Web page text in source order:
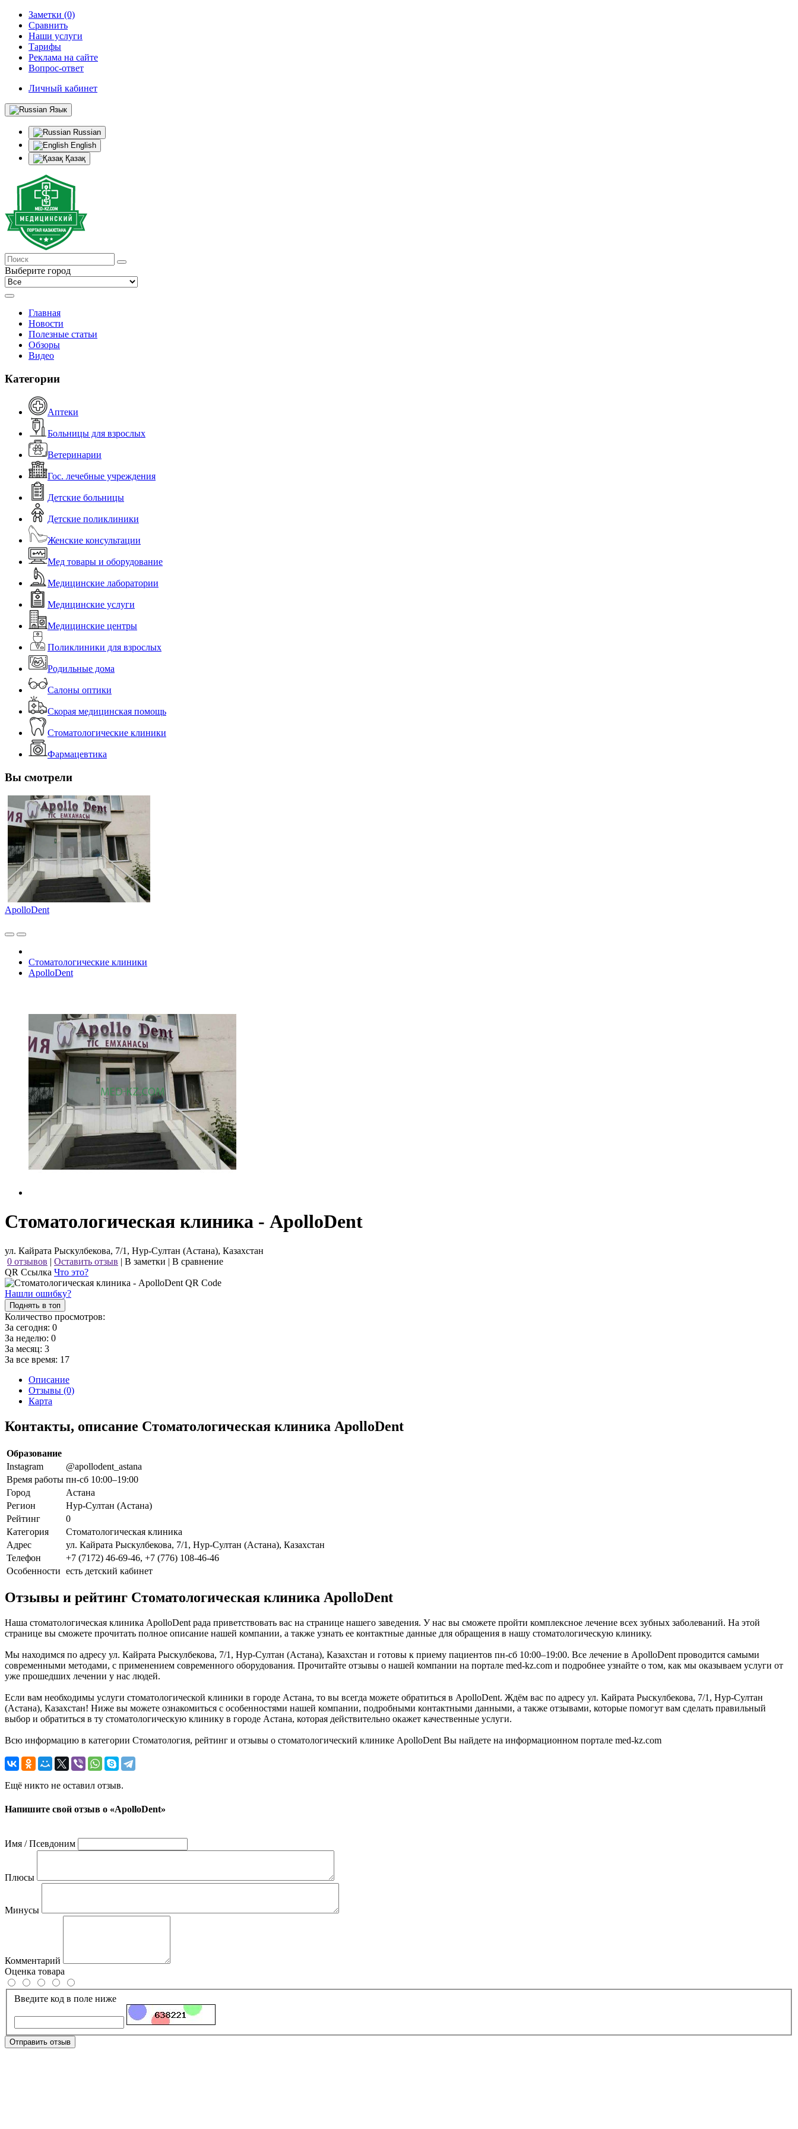
Заметки (0)
Сравнить
Наши услуги
Тарифы
Реклама на сайте
Вопрос-ответ
Личный кабинет
Язык
Russian
English
Қазақ
Выберите город
Главная
Новости
Полезные статьи
Обзоры
Видео
Категории
Аптеки
Больницы для взрослых
Ветеринарии
Гос. лечебные учреждения
Детские больницы
Детские поликлиники
Женские консультации
Мед товары и оборудование
Медицинские лаборатории
Медицинские услуги
Медицинские центры
Поликлиники для взрослых
Родильные дома
Салоны оптики
Скорая медицинская помощь
Стоматологические клиники
Фармацевтика
Вы смотрели
ApolloDent
Стоматологические клиники
ApolloDent
Стоматологическая клиника - ApolloDent
ул. Кайрата Рыскулбекова, 7/1, Нур-Султан (Астана), Казахстан
0 отзывов | Оставить отзыв | В заметки | В сравнение
QR Ссылка Что это?
Нашли ошибку?
Поднять в топ
Количество просмотров:
За сегодня: 0
За неделю: 0
За месяц: 3
За все время: 17
Описание
Отзывы (0)
Карта
Контакты, описание Стоматологическая клиника ApolloDent
Образование
Instagram
@apollodent_astana
Время работы пн-сб 10:00–19:00
Город
Астана
Регион
Нур-Султан (Астана)
Рейтинг
0
Категория
Стоматологическая клиника
Адрес
ул. Кайрата Рыскулбекова, 7/1, Нур-Султан (Астана), Казахстан
Телефон
+7 (7172) 46-69-46, +7 (776) 108-46-46
Особенности есть детский кабинет
Отзывы и рейтинг Стоматологическая клиника ApolloDent
Наша стоматологическая клиника ApolloDent рада приветствовать вас на странице нашего заведения. У нас вы сможете пройти комплексное лечение всех зубных заболеваний. На этой
странице вы сможете прочитать полное описание нашей компании, а также узнать ее контактные данные для обращения в нашу стоматологическую клинику.
Мы находимся по адресу ул. Кайрата Рыскулбекова, 7/1, Нур-Султан (Астана), Казахстан и готовы к приему пациентов пн-сб 10:00–19:00. Все лечение в ApolloDent проводится самыми
современными методами, с применением современного оборудования. Прочитайте отзывы о нашей компании на портале med-kz.com и подробнее узнайте о том, как мы оказываем услуги от
уже прошедших лечении у нас людей.
Если вам необходимы услуги стоматологической клиники в городе Астана, то вы всегда можете обратиться в ApolloDent. Ждём вас по адресу ул. Кайрата Рыскулбекова, 7/1, Нур-Султан
(Астана), Казахстан! Ниже вы можете ознакомиться с особенностями нашей компании, подробными контактными данными, а также отзывами, которые помогут вам сделать правильный
выбор и обратиться в ту стоматологическую клинику в городе Астана, которая действительно окажет качественные услуги.
Всю информацию в категории Стоматология, рейтинг и отзывы о стоматологический клинике ApolloDent Вы найдете на информационном портале med-kz.com
Ещё никто не оставил отзыв.
Напишите свой отзыв о «ApolloDent»
Имя / Псевдоним
Плюсы
Минусы
Комментарий
Оценка товара
Введите код в поле ниже
Отправить отзыв